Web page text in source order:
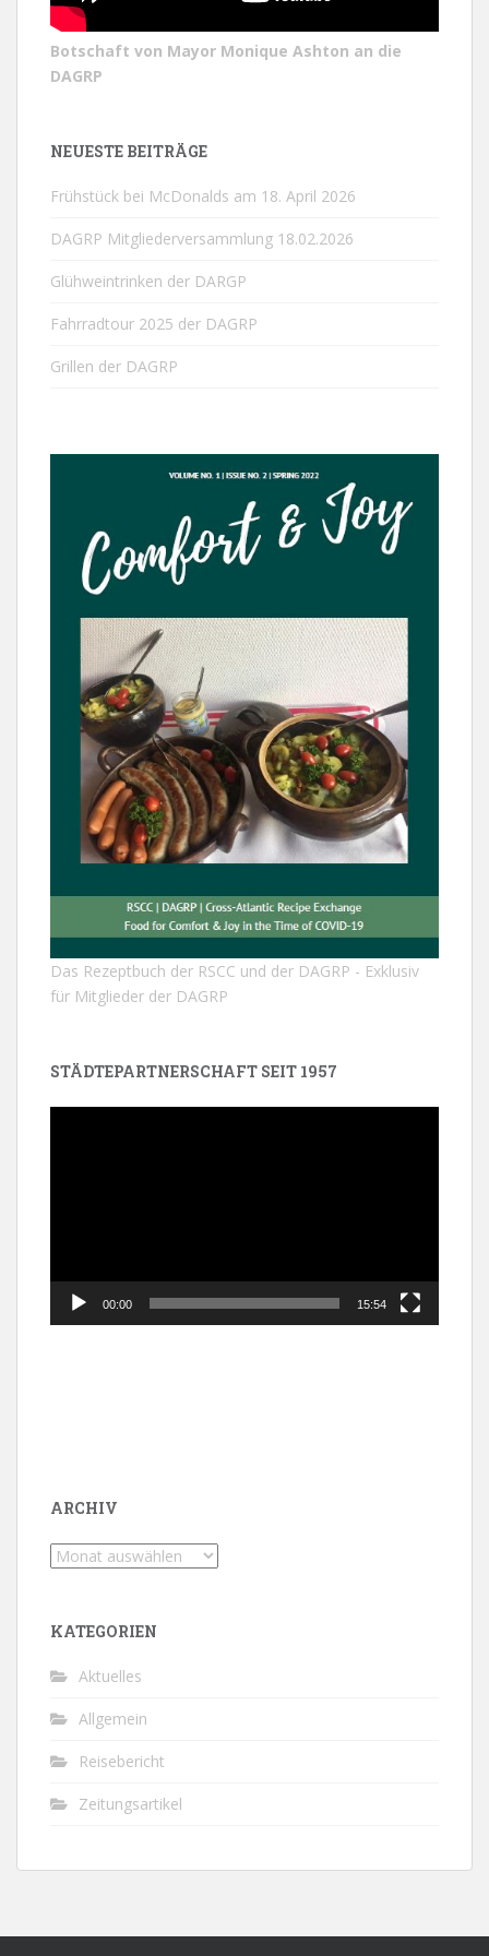
Botschaft von Mayor Monique Ashton an die
DAGRP
NEUESTE BEITRÄGE
Frühstück bei McDonalds am 18. April 2026
DAGRP Mitgliederversammlung 18.02.2026
Glühweintrinken der DARGP
Fahrradtour 2025 der DAGRP
Grillen der DAGRP
Das Rezeptbuch der RSCC und der DAGRP - Exklusiv
für Mitglieder der DAGRP
STÄDTEPARTNERSCHAFT SEIT 1957
00:00 15:54
ARCHIV
Archiv
KATEGORIEN
Aktuelles
Allgemein
Reisebericht
Zeitungsartikel